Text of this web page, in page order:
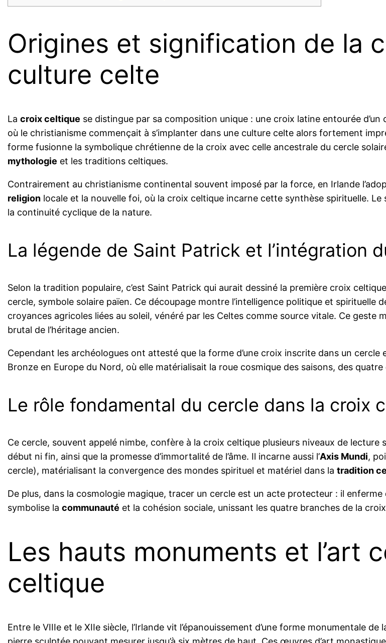
Origines et signification de la
culture celte
Lacroix celtique se distingue par sa composition unique : une croix latine entourée
où le christianisme commençait à s’implanter dans une culture celte alors fortement
forme fusionne la symbolique chrétienne de la croix avec celle ancestrale du cercle
mythologie et les traditions celtiques.
Contrairement au christianisme continental souvent imposé par la force, en Irlande
religion locale et la nouvelle foi, où la croix celtique incarne cette synthèse spirituelle.
la continuité cyclique de la nature.
La légende de Saint Patrick et l’intégration
Selon la tradition populaire, c’est Saint Patrick qui aurait dessiné la première croix
cercle, symbole solaire païen. Ce découpage montre l’intelligence politique et spirituelle
croyances agricoles liées au soleil, vénéré par les Celtes comme source vitale. Ce
brutal de l’héritage ancien.
Cependant les archéologues ont attesté que la forme d’une croix inscrite dans un
Bronze en Europe du Nord, où elle matérialisait la roue cosmique des saisons, des
Le rôle fondamental du cercle dans la croix
Ce cercle, souvent appelé nimbe, confère à la croix celtique plusieurs niveaux de lecture
début ni fin, ainsi que la promesse d’immortalité de l’âme. Il incarne aussi l’Axis Mundi,
cercle), matérialisant la convergence des mondes spirituel et matériel dans latradition
De plus, dans la cosmologie magique, tracer un cercle est un acte protecteur : il
symbolise lacommunauté et la cohésion sociale, unissant les quatre branches de la
Les hauts monuments et l’art
celtique
Entre le VIIIe et le XIIe siècle, l’Irlande vit l’épanouissement d’une forme monumentale